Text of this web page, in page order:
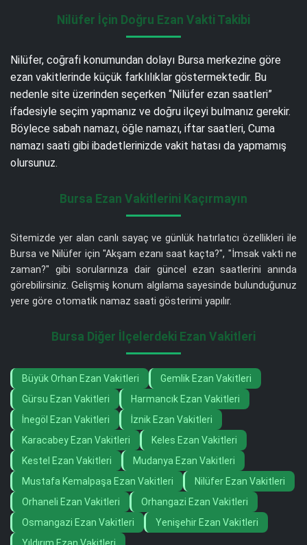
Nilüfer İçin Doğru Ezan Vakti Takibi
Nilüfer, coğrafi konumundan dolayı Bursa merkezine göre
ezan vakitlerinde küçük farklılıklar göstermektedir. Bu
nedenle site üzerinden seçerken “Nilüfer ezan saatleri”
ifadesiyle seçim yapmanız ve doğru ilçeyi bulmanız gerekir.
Böylece sabah namazı, öğle namazı, iftar saatleri, Cuma
namazı saati gibi ibadetlerinizde vakit hatası da yapmamış
olursunuz.
Bursa Ezan Vakitlerini Kaçırmayın
Sitemizde yer alan canlı sayaç ve günlük hatırlatıcı özellikleri ile
Bursa ve Nilüfer için "Akşam ezanı saat kaçta?", "İmsak vakti ne
zaman?" gibi sorularınıza dair güncel ezan saatlerini anında
görebilirsiniz. Gelişmiş konum algılama sayesinde bulunduğunuz
yere göre otomatik namaz saati gösterimi yapılır.
Bursa Diğer İlçelerdeki Ezan Vakitleri
Büyük Orhan Ezan Vakitleri
Gemlik Ezan Vakitleri
Gürsu Ezan Vakitleri
Harmancık Ezan Vakitleri
İnegöl Ezan Vakitleri
İznik Ezan Vakitleri
Karacabey Ezan Vakitleri
Keles Ezan Vakitleri
Kestel Ezan Vakitleri
Mudanya Ezan Vakitleri
Mustafa Kemalpaşa Ezan Vakitleri
Nilüfer Ezan Vakitleri
Orhaneli Ezan Vakitleri
Orhangazi Ezan Vakitleri
Osmangazi Ezan Vakitleri
Yenişehir Ezan Vakitleri